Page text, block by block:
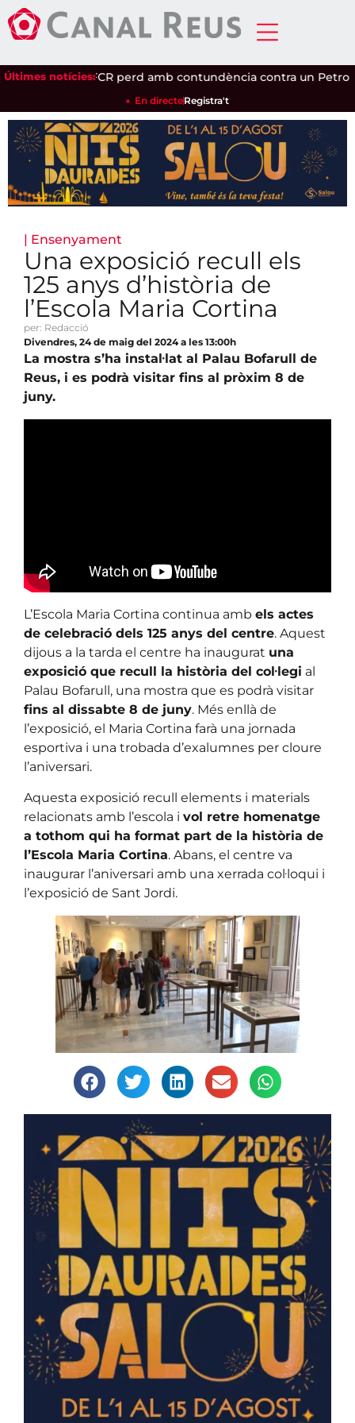
Últimes notícies:
|El Reus FCR perd amb contundència contra un Petro de
En directeRegistra't
| Ensenyament
Una exposició recull els
125 anys d’història de
l’Escola Maria Cortina
per: Redacció
Divendres, 24 de maig del 2024 a les 13:00h
La mostra s’ha instal·lat al Palau Bofarull de
Reus, i es podrà visitar fins al pròxim 8 de
juny.
L’Escola Maria Cortina continua amb els actes
de celebració dels 125 anys del centre. Aquest
dijous a la tarda el centre ha inaugurat una
exposició que recull la història del col·legi al
Palau Bofarull, una mostra que es podrà visitar
fins al dissabte 8 de juny. Més enllà de
l’exposició, el Maria Cortina farà una jornada
esportiva i una trobada d’exalumnes per cloure
l’aniversari.
Aquesta exposició recull elements i materials
relacionats amb l’escola i vol retre homenatge
a tothom qui ha format part de la història de
l’Escola Maria Cortina. Abans, el centre va
inaugurar l’aniversari amb una xerrada col·loqui i
l’exposició de Sant Jordi.